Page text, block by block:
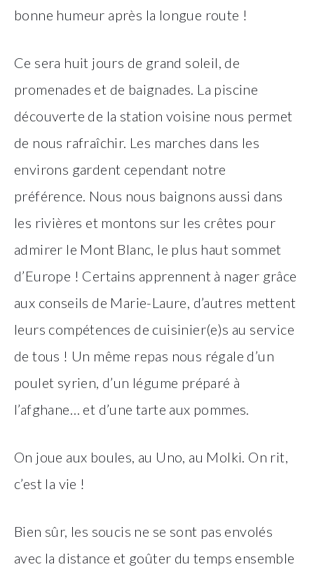
bonne humeur après la longue route !
Ce sera huit jours de grand soleil, de
promenades et de baignades. La piscine
découverte de la station voisine nous permet
de nous rafraîchir. Les marches dans les
environs gardent cependant notre
préférence. Nous nous baignons aussi dans
les rivières et montons sur les crêtes pour
admirer le Mont Blanc, le plus haut sommet
d’Europe ! Certains apprennent à nager grâce
aux conseils de Marie-Laure, d’autres mettent
leurs compétences de cuisinier(e)s au service
de tous ! Un même repas nous régale d’un
poulet syrien, d’un légume préparé à
l’afghane… et d’une tarte aux pommes.
On joue aux boules, au Uno, au Molki. On rit,
c’est la vie !
Bien sûr, les soucis ne se sont pas envolés
avec la distance et goûter du temps ensemble